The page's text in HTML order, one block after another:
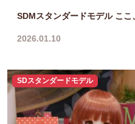
SDMスタンダードモデル こ
2026.01.10
SDスタンダードモデル